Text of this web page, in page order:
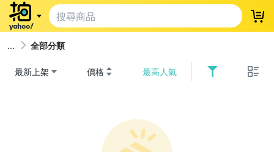
登
全部分類
最新上架 價格 最高人氣